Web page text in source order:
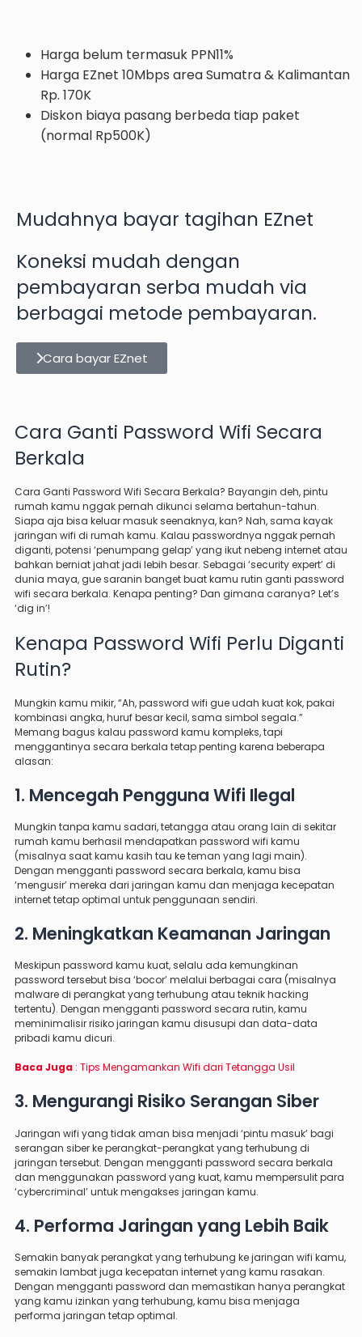
Harga belum termasuk PPN11%
Harga EZnet 10Mbps area Sumatra & Kalimantan
Rp. 170K
Diskon biaya pasang berbeda tiap paket
(normal Rp500K)
Mudahnya bayar tagihan EZnet
Koneksi mudah dengan
pembayaran serba mudah via
berbagai metode pembayaran.
Cara bayar EZnet
Cara Ganti Password Wifi Secara
Berkala
Cara Ganti Password Wifi Secara Berkala? Bayangin deh, pintu
rumah kamu nggak pernah dikunci selama bertahun-tahun.
Siapa aja bisa keluar masuk seenaknya, kan? Nah, sama kayak
jaringan wifi di rumah kamu. Kalau passwordnya nggak pernah
diganti, potensi ‘penumpang gelap’ yang ikut nebeng internet atau
bahkan berniat jahat jadi lebih besar. Sebagai ‘security expert’ di
dunia maya, gue saranin banget buat kamu rutin ganti password
wifi secara berkala. Kenapa penting? Dan gimana caranya? Let’s
‘dig in’!
Kenapa Password Wifi Perlu Diganti
Rutin?
Mungkin kamu mikir, “Ah, password wifi gue udah kuat kok, pakai
kombinasi angka, huruf besar kecil, sama simbol segala.”
Memang bagus kalau password kamu kompleks, tapi
menggantinya secara berkala tetap penting karena beberapa
alasan:
1. Mencegah Pengguna Wifi Ilegal
Mungkin tanpa kamu sadari, tetangga atau orang lain di sekitar
rumah kamu berhasil mendapatkan password wifi kamu
(misalnya saat kamu kasih tau ke teman yang lagi main).
Dengan mengganti password secara berkala, kamu bisa
‘mengusir’ mereka dari jaringan kamu dan menjaga kecepatan
internet tetap optimal untuk penggunaan sendiri.
2. Meningkatkan Keamanan Jaringan
Meskipun password kamu kuat, selalu ada kemungkinan
password tersebut bisa ‘bocor’ melalui berbagai cara (misalnya
malware di perangkat yang terhubung atau teknik hacking
tertentu). Dengan mengganti password secara rutin, kamu
meminimalisir risiko jaringan kamu disusupi dan data-data
pribadi kamu dicuri.
Baca Juga : Tips Mengamankan Wifi dari Tetangga Usil
3. Mengurangi Risiko Serangan Siber
Jaringan wifi yang tidak aman bisa menjadi ‘pintu masuk’ bagi
serangan siber ke perangkat-perangkat yang terhubung di
jaringan tersebut. Dengan mengganti password secara berkala
dan menggunakan password yang kuat, kamu mempersulit para
‘cybercriminal’ untuk mengakses jaringan kamu.
4. Performa Jaringan yang Lebih Baik
Semakin banyak perangkat yang terhubung ke jaringan wifi kamu,
semakin lambat juga kecepatan internet yang kamu rasakan.
Dengan mengganti password dan memastikan hanya perangkat
yang kamu izinkan yang terhubung, kamu bisa menjaga
performa jaringan tetap optimal.